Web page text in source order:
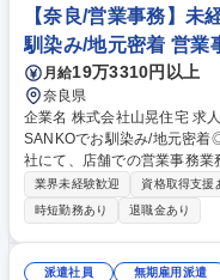
中心(約20社/人) ★商品：昇
する機械、有名アーティスト
車イス昇降リフトや介護用浴槽昇降リフト等
業】第二新卒・未経験歓迎★/
【奈良/営業事務】未
馴染み/地元密着 営業
月給19万3310円以上
奈良県
企業名 株式会社山晃住宅 求人名 【奈良/営業事務】未経験・第二新卒歓迎/
SANKOでお馴染み/地元密着◎ 仕事の内容 ■奈良エリアダントツNo1
社にて、店舗での営業事務
輩社員のフォローを受けながら、
は】店頭での簡単なお客様対
資料及び契約書の作成・保
任せします。 【入社後の流
ローを受けながら知識や業
業界未経験歓迎 資格取得支援
時短勤務あり
退職金あり
派遣社員 無期雇用派遣